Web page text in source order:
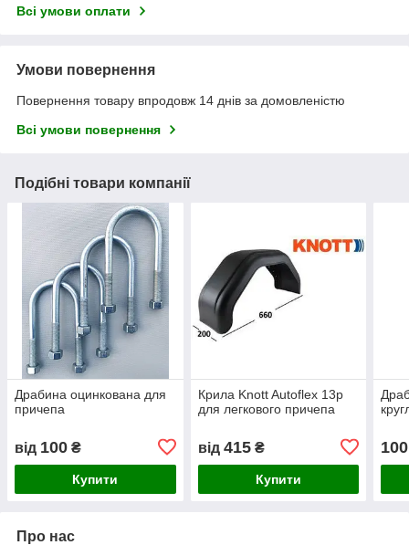
Всі умови оплати
Умови повернення
Повернення товару впродовж 14 днів за домовленістю
Всі умови повернення
Подібні товари компанії
Драбина оцинкована для
причепа
від 100 ₴
Купити
Крила Knott Autoflex 13р
для легкового причепа
від 415₴
Купити
100
Про нас